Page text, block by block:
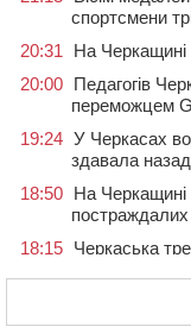
спортсмени
20:31
На
20:00 Педагогів
переможцем
19:24 У Черкасах
здавала назад
18:50 На Черкащині
постраждалих
18:15 Черкаська
ЧНУ увійшов